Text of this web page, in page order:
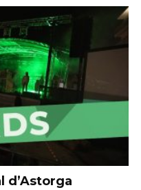
d’Astorga